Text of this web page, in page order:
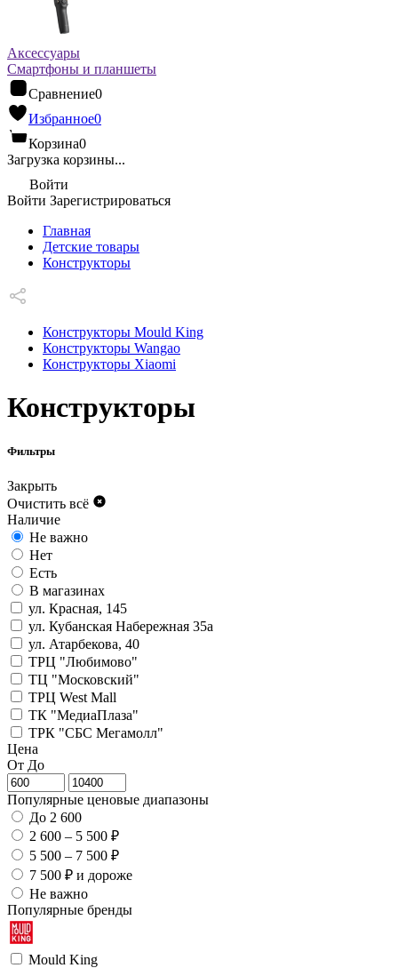
Аксессуары
Смартфоны и планшеты
Сравнение0
Избранное0
Корзина0
Загрузка корзины...
Войти
Войти Зарегистрироваться
Главная
Детские товары
Конструкторы
Конструкторы Mould King
Конструкторы Wangao
Конструкторы Xiaomi
Конструкторы
Фильтры
Закрыть
Очистить всё
Наличие
Не важно
Нет
Есть
В магазинах
ул. Красная, 145
ул. Кубанская Набережная 35а
ул. Атарбекова, 40
ТРЦ "Любимово"
ТЦ "Московский"
ТРЦ West Mall
ТК "МедиаПлаза"
ТРК "СБС Мегамолл"
Цена
От До
Популярные ценовые диапазоны
До 2 600
2 600 – 5 500 ₽
5 500 – 7 500 ₽
7 500 ₽ и дороже
Не важно
Популярные бренды
Mould King